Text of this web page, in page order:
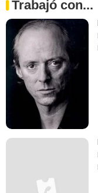
Trabajó con...